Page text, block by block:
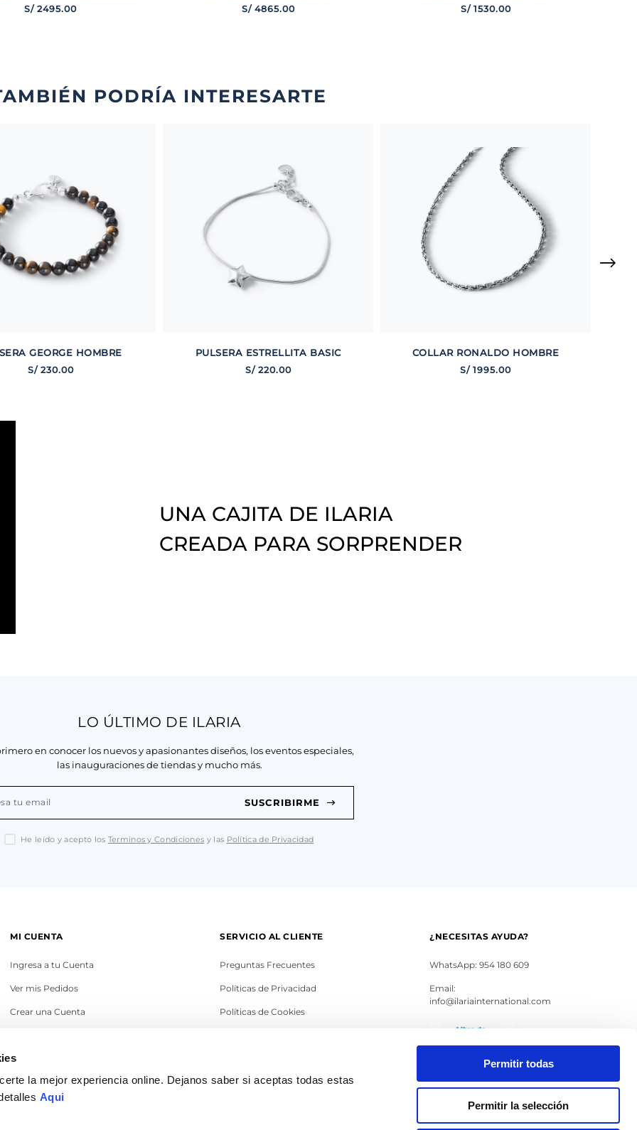
la mejor experiencia online. Dejanos saber si aceptas todas estas
Aqui
Permitir todas
Permitir la selección
S/ 2495.00 S/ 4865.00 S/ 1530.00
PODRÍA INTERESARTE
GEORGE HOMBRE
S/ 230.00
PULSERA ESTRELLITA BASIC
S/ 220.00
COLLAR RONALDO HOMBRE
S/ 1995.00
UNA CAJITA DE ILARIA
CREADA PARA SORPRENDER
LO ÚLTIMO DE ILARIA
en conocer los nuevos y apasionantes diseños, los eventos especiales,
las inauguraciones de tiendas y mucho más.
SUSCRIBIRME
He leído y acepto los Terminos y Condiciones y las Política de Privacidad
MI CUENTA
Ingresa a tu Cuenta
Ver mis Pedidos
Crear una Cuenta
SERVICIO AL CLIENTE
Preguntas Frecuentes
Políticas de Privacidad
Políticas de Cookies
Legales
¿NECESITAS AYUDA?
WhatsApp: 954 180 609
Email:
info@ilariainternational.com